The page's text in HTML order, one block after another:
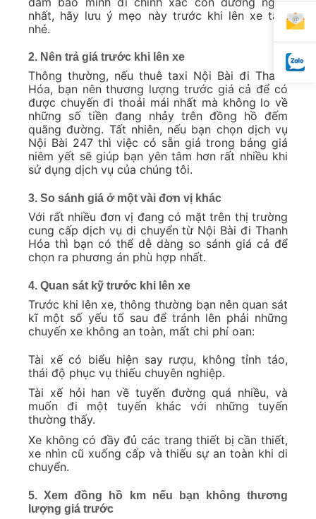
nhất, hãy lưu ý mẹo này trước khi lên xe taxi
nhé.
2. Nên trả giá trước khi lên xe
Thông thường, nếu thuê taxi Nội Bài đi Thanh
Hóa, bạn nên thương lượng trước giá cả để có
được chuyến đi thoải mái nhất mà không lo về
những số tiền đang nhảy trên đồng hồ đếm
quãng đường. Tất nhiên, nếu bạn chọn dịch vụ
Nội Bài 247 thì việc có sẵn giá trong bảng giá
niêm yết sẽ giúp bạn yên tâm hơn rất nhiều khi
sử dụng dịch vụ của chúng tôi.
3. So sánh giá ở một vài đơn vị khác
Với rất nhiều đơn vị đang có mặt trên thị trường
cung cấp dịch vụ di chuyển từ Nội Bài đi Thanh
Hóa thì bạn có thể dễ dàng so sánh giá cả để
chọn ra phương án phù hợp nhất.
4. Quan sát kỹ trước khi lên xe
Trước khi lên xe, thông thường bạn nên quan sát
kĩ một số yếu tố sau để tránh lên phải những
chuyến xe không an toàn, mất chi phí oan:
Tài xế có biểu hiện say rượu, không tỉnh táo,
thái độ phục vụ thiếu chuyên nghiệp.
Tài xế hỏi han về tuyến đường quá nhiều, và
muốn đi một tuyến khác với những tuyến
thường thấy.
Xe không có đầy đủ các trang thiết bị cần thiết,
xe nhìn cũ xuống cấp và thiếu sự an toàn khi di
chuyển.
5. Xem đồng hồ km nếu bạn không thương
lượng giá trước